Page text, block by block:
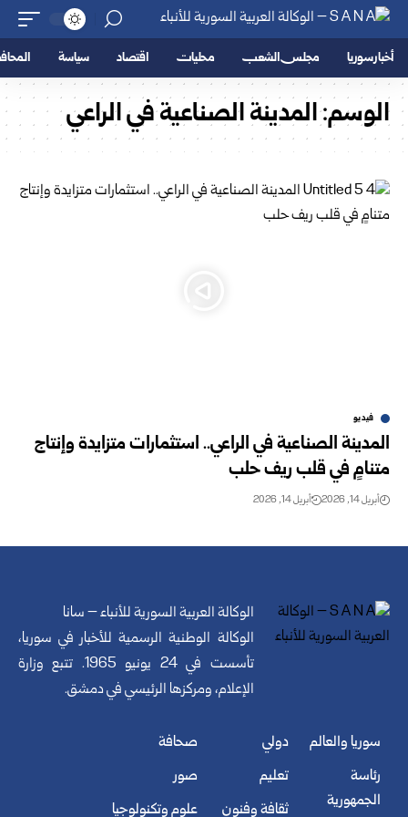
أخبار سوريا مجلس الشعب محليات اقتصاد سياسة
الوسم:المدينة الصناعية في الراعي
فيديو
المدينة الصناعية في الراعي.. استثمارات متزايدة وإنتاج
متنامٍ في قلب ريف حلب
أبريل 14, 2026 أبريل 14, 2026
الوكالة العربية السورية للأنباء – سانا
الوكالة الوطنية الرسمية للأخبار في سوريا،
تأسست في 24 يونيو 1965. تتبع وزارة
الإعلام، ومركزها الرئيسي في دمشق.
سوريا والعالم
رئاسة
الجمهورية
دولي
تعليم
ثقافة وفنون
صحافة
صور
علوم وتكنولوجيا